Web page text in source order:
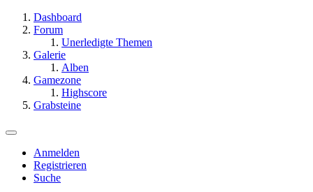
Dashboard
Forum
Unerledigte Themen
Galerie
Alben
Gamezone
Highscore
Grabsteine
Anmelden
Registrieren
Suche